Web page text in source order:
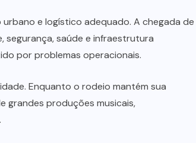
e logístico adequado. A chegada de
segurança, saúde e infraestrutura
por problemas operacionais.
Enquanto o rodeio mantém sua
grandes produções musicais,